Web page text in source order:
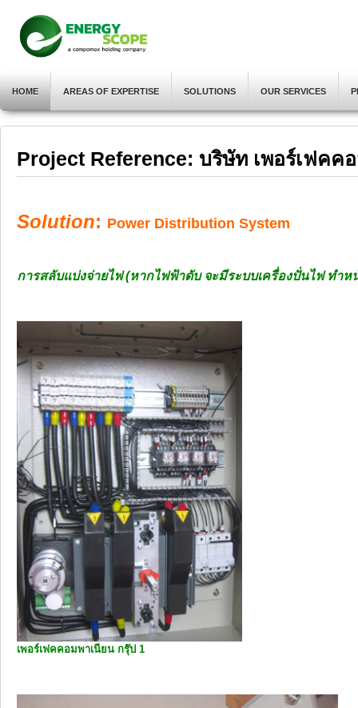
HOME AREAS OF EXPERTISE SOLUTIONS OUR SERVICES
Project Reference: บริษัท เพอร์เฟคค
Solution: Power Distribution System
การสลับแบ่งจ่ายไฟ (หากไฟฟ้าดับ จะมีระบบเครื่องปั่นไฟ ทำ
เพอร์เฟคคอมพาเนียน กรุ๊ป 1